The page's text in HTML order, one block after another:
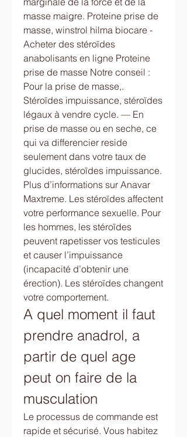
masse maigre. Proteine prise de
masse, winstrol hilma biocare -
Acheter des stéroïdes
anabolisants en ligne Proteine
prise de masse Notre conseil :
Pour la prise de masse,.
Stéroïdes impuissance, stéroïdes
légaux à vendre cycle. — En
prise de masse ou en seche, ce
qui va differencier reside
seulement dans votre taux de
glucides, stéroïdes impuissance.
Plus d’informations sur Anavar
Maxtreme. Les stéroïdes affectent
votre performance sexuelle. Pour
les hommes, les stéroïdes
peuvent rapetisser vos testicules
et causer l’impuissance
(incapacité d’obtenir une
érection). Les stéroïdes changent
votre comportement.
A quel moment il faut
prendre anadrol, a
partir de quel age
peut on faire de la
musculation
Le processus de commande est
rapide et sécurisé. Vous habitez